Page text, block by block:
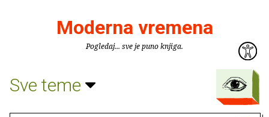
Moderna vremena
Pogledaj... sve je puno knjiga.
Sve teme